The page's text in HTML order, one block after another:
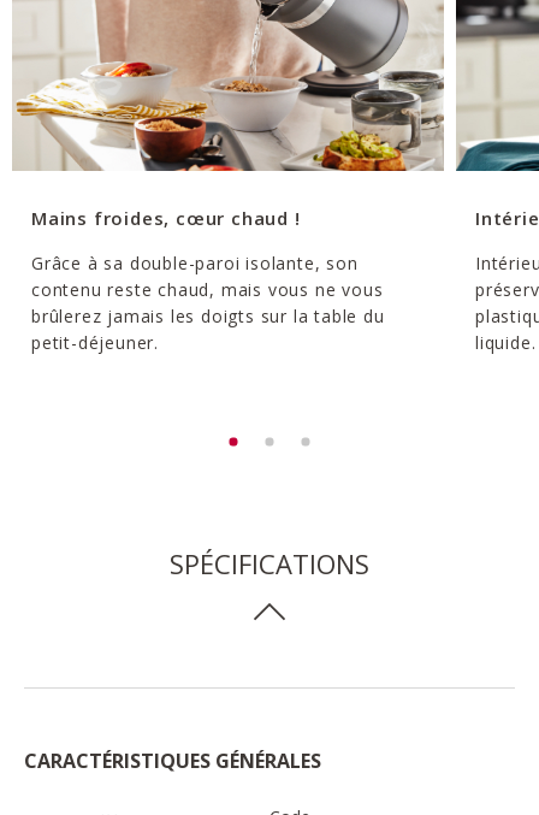
Mains froides, cœur chaud !
Grâce à sa double-paroi isolante, son
contenu reste chaud, mais vous ne vous
brûlerez jamais les doigts sur la table du
petit-déjeuner.
liquide.
SPÉCIFICATIONS
CARACTÉRISTIQUES GÉNÉRALES